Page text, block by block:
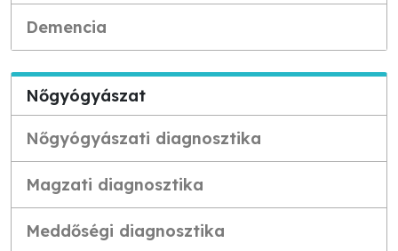
Demencia
Nőgyógyászat
Nőgyógyászati diagnosztika
Magzati diagnosztika
Meddőségi diagnosztika